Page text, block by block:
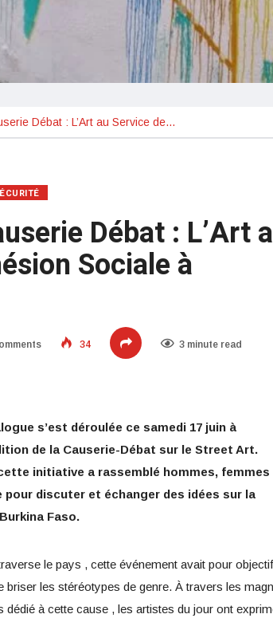
Débat : L’Art au Service de…
Débat : L’Art
Sociale à
34 3 minute read
s’est déroulée ce samedi 17 juin à
de la Causerie-Débat sur le Street Art.
initiative a rassemblé hommes, femmes
pour discuter et échanger des idées sur la
Faso.
le pays , cette événement avait pour
les stéréotypes de genre. À travers les
à cette cause , les artistes du jour ont